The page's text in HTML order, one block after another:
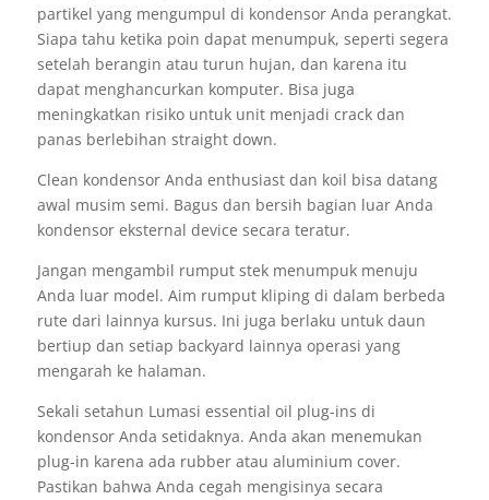
partikel yang mengumpul di kondensor Anda perangkat.
Siapa tahu ketika poin dapat menumpuk, seperti segera
setelah berangin atau turun hujan, dan karena itu
dapat menghancurkan komputer. Bisa juga
meningkatkan risiko untuk unit menjadi crack dan
panas berlebihan straight down.
Clean kondensor Anda enthusiast dan koil bisa datang
awal musim semi. Bagus dan bersih bagian luar Anda
kondensor eksternal device secara teratur.
Jangan mengambil rumput stek menumpuk menuju
Anda luar model. Aim rumput kliping di dalam berbeda
rute dari lainnya kursus. Ini juga berlaku untuk daun
bertiup dan setiap backyard lainnya operasi yang
mengarah ke halaman.
Sekali setahun Lumasi essential oil plug-ins di
kondensor Anda setidaknya. Anda akan menemukan
plug-in karena ada rubber atau aluminium cover.
Pastikan bahwa Anda cegah mengisinya secara